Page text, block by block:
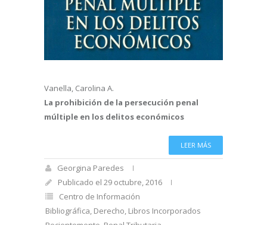
Vanella, Carolina A.
La prohibición de la persecución penal
múltiple en los delitos económicos
LEER MÁS
Georgina Paredes
Publicado el 29 octubre, 2016
Centro de Información
Bibliográfica Derecho Libros Incorporados